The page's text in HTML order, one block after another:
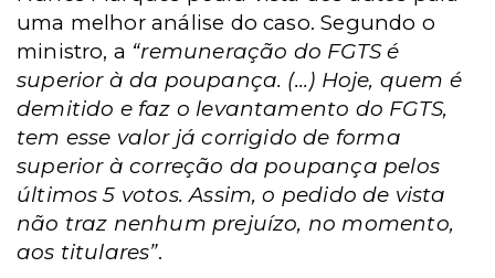
uma melhor análise do caso. Segundo o
ministro, a “remuneração do FGTS é
superior à da poupança. (...) Hoje, quem é
demitido e faz o levantamento do FGTS,
tem esse valor já corrigido de forma
superior à correção da poupança pelos
últimos 5 votos. Assim, o pedido de vista
não traz nenhum prejuízo, no momento,
aos titulares”.